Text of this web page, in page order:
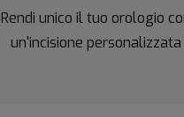
Rendi unico il tuo orologio
un'incisione personalizzata